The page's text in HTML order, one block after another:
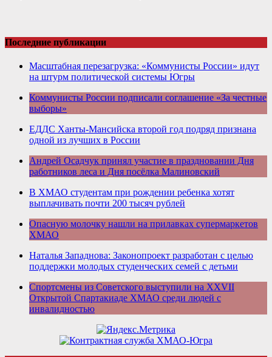
Последние публикации
Масштабная перезагрузка: «Коммунисты России» идут
на штурм политической системы Югры
Коммунисты России подписали соглашение «За честные
выборы»
ЕДДС Ханты-Мансийска второй год подряд признана
одной из лучших в России
Андрей Осадчук принял участие в праздновании Дня
работников леса и Дня посёлка Малиновский
В ХМАО студентам при рождении ребенка хотят
выплачивать почти 200 тысяч рублей
Опасную молочку нашли на прилавках супермаркетов
ХМАО
Наталья Западнова: Законопроект разработан с целью
поддержки молодых студенческих семей с детьми
Спортсмены из Советского выступили на XXVII
Открытой Спартакиаде ХМАО среди людей с
инвалидностью